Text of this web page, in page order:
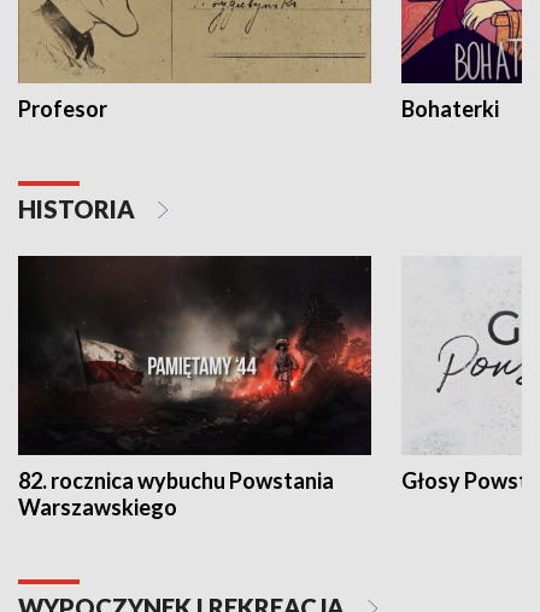
Profesor Bohaterki
HISTORIA
82. rocznica wybuchu Powstania
Warszawskiego
Głosy